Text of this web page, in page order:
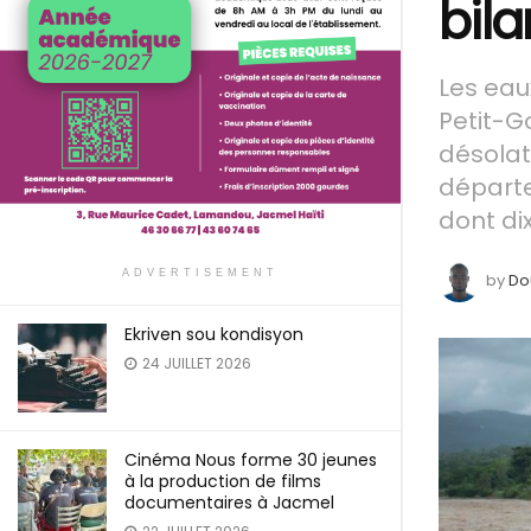
ADVERTISEMENT
Ekriven sou kondisyon
24 JUILLET 2026
Cinéma Nous forme 30 jeunes
à la production de films
documentaires à Jacmel
Les
Petit-
dont
by